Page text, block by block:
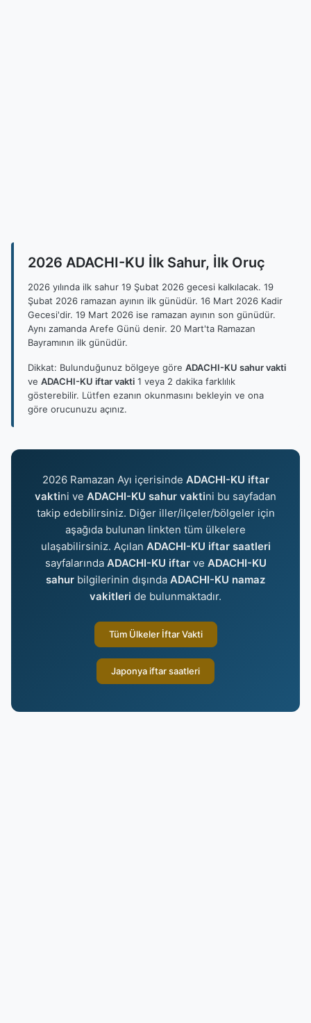
2026 ADACHI-KU İlk Sahur, İlk Oruç
2026 yılında ilk sahur 19 Şubat 2026 gecesi kalkılacak. 19
Şubat 2026 ramazan ayının ilk günüdür. 16 Mart 2026 Kadir
Gecesi'dir. 19 Mart 2026 ise ramazan ayının son günüdür.
Aynı zamanda Arefe Günü denir. 20 Mart'ta Ramazan
Bayramının ilk günüdür.
Dikkat: Bulunduğunuz bölgeye göre ADACHI-KU sahur vakti
ve ADACHI-KU iftar vakti 1 veya 2 dakika farklılık
gösterebilir. Lütfen ezanın okunmasını bekleyin ve ona
göre orucunuzu açınız.
2026 Ramazan Ayı içerisinde ADACHI-KU iftar
vaktini ve ADACHI-KU sahur vaktini bu sayfadan
takip edebilirsiniz. Diğer iller/ilçeler/bölgeler için
aşağıda bulunan linkten tüm ülkelere
ulaşabilirsiniz. Açılan ADACHI-KU iftar saatleri
sayfalarında ADACHI-KU iftarve ADACHI-KU
sahur bilgilerinin dışında ADACHI-KU namaz
vakitleri de bulunmaktadır.
Tüm Ülkeler İftar Vakti
Japonya iftar saatleri